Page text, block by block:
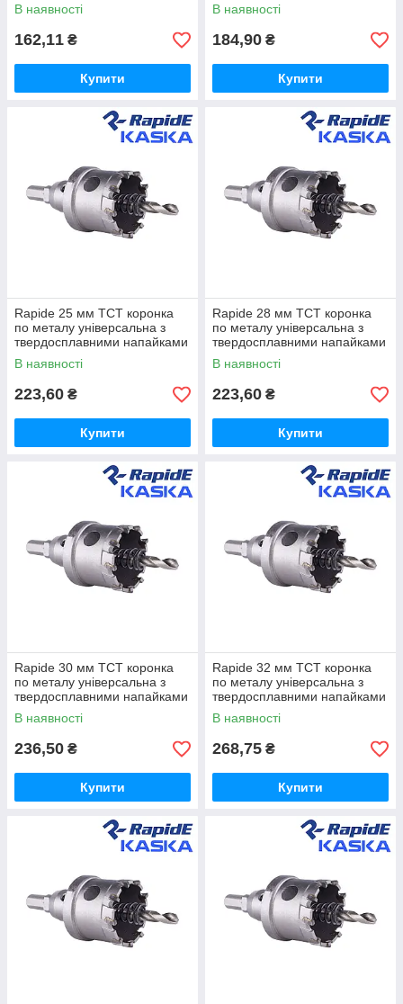
В наявності
162,11 ₴
Купити
В наявності
184,90 ₴
Купити
Rapide 25 мм TCT коронка
по металу універсальна з
твердосплавними напайками
В наявності
223,60 ₴
Купити
Rapide 28 мм TCT коронка
по металу універсальна з
твердосплавними напайками
В наявності
223,60 ₴
Купити
Rapide 30 мм TCT коронка
по металу універсальна з
твердосплавними напайками
В наявності
236,50 ₴
Купити
Rapide 32 мм TCT коронка
по металу універсальна з
твердосплавними напайками
В наявності
268,75 ₴
Купити